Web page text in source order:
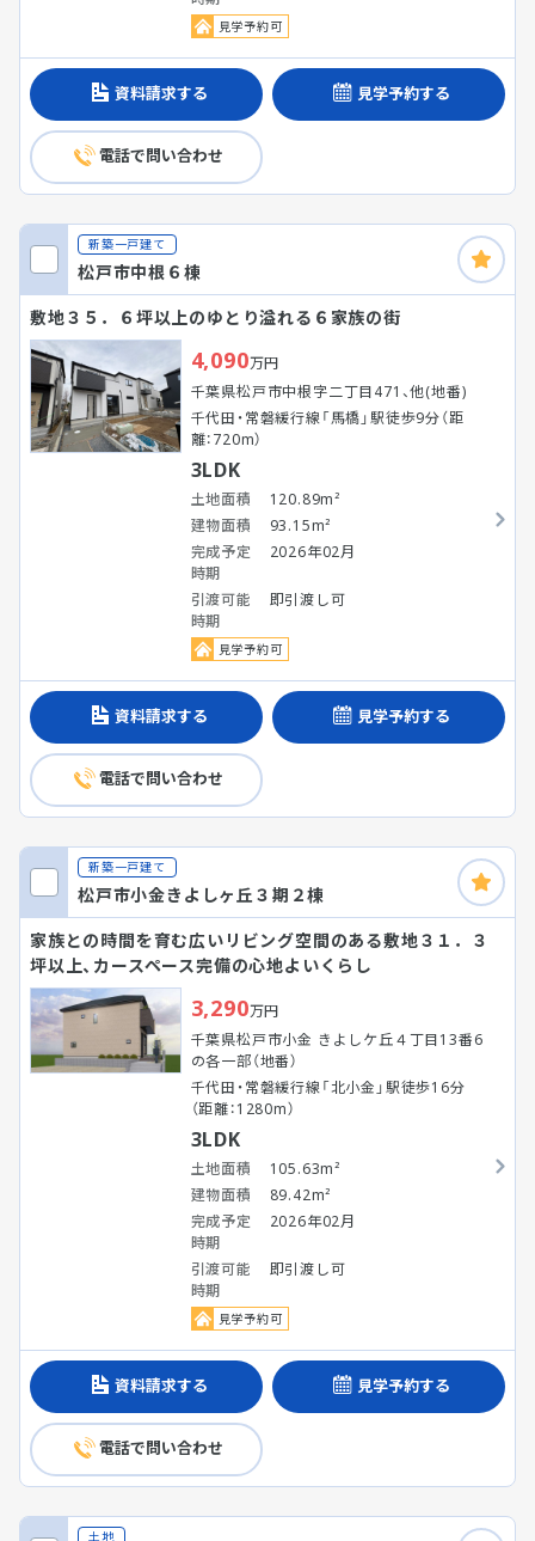
見学予約可
資料請求する 見学予約する
電話で問い合わせ
新築一戸建て
松戸市中根６棟
敷地３５．６坪以上のゆとり溢れる６家族の街
4,090万円
千葉県松戸市中根字二丁目471、他(地番)
千代田・常磐緩行線「馬橋」駅徒歩9分（距
離：720m）
3LDK
土地面積
120.89m²
建物面積
93.15m²
完成予定
時期
2026年02月
引渡可能
時期
即引渡し可
見学予約可
資料請求する 見学予約する
電話で問い合わせ
新築一戸建て
松戸市小金きよしヶ丘３期２棟
家族との時間を育む広いリビング空間のある敷地３１．３
坪以上、カースペース完備の心地よいくらし
3,290万円
千葉県松戸市小金 きよしケ丘４丁目13番6
の各一部（地番）
千代田・常磐緩行線「北小金」駅徒歩16分
（距離：1280m）
3LDK
土地面積
105.63m²
建物面積
89.42m²
完成予定
時期
2026年02月
引渡可能
時期
即引渡し可
見学予約可
資料請求する 見学予約する
電話で問い合わせ
土地